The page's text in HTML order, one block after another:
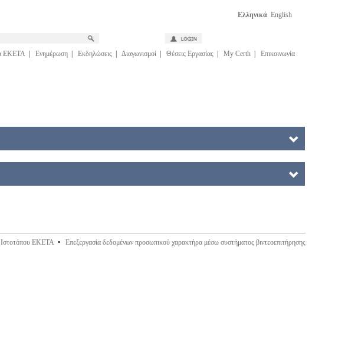
Ελληνικά English
ΕΚΕΤΑ| Ενημέρωση| Εκδηλώσεις| Διαγωνισμοί| Θέσεις Εργασίας| My Certh| Επικοινωνία
ΕΚΕΤΑ• Επεξεργασία δεδομένων προσωπικού χαρακτήρα μέσω συστήματος βιντεοεπιτήρησης